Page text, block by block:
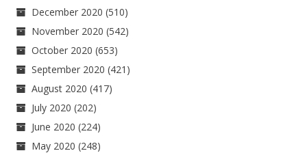
December 2020 (510)
November 2020 (542)
October 2020 (653)
September 2020 (421)
August 2020 (417)
July 2020 (202)
June 2020 (224)
May 2020 (248)